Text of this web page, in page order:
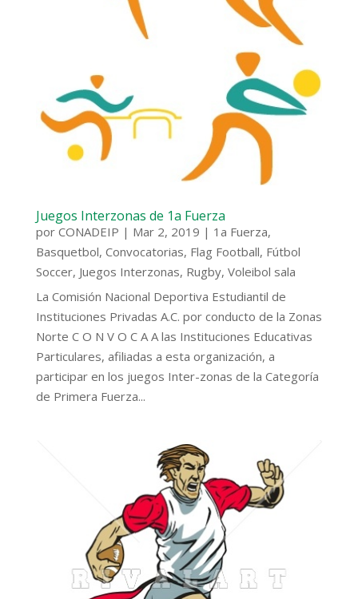
Juegos Interzonas de 1a Fuerza
por CONADEIP | Mar 2, 2019 | 1a Fuerza,
Basquetbol, Convocatorias, Flag Football, Fútbol
Soccer, Juegos Interzonas, Rugby, Voleibol sala
La Comisión Nacional Deportiva Estudiantil de
Instituciones Privadas A.C. por conducto de la Zonas
Norte C O N V O C A A las Instituciones Educativas
Particulares, afiliadas a esta organización, a
participar en los juegos Inter-zonas de la Categoría
de Primera Fuerza...